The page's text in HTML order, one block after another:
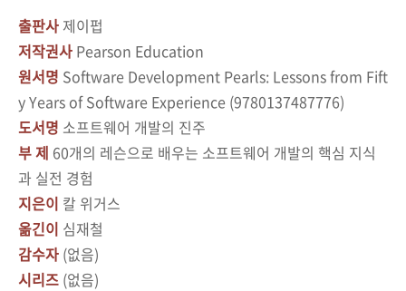
출판사 제이펍
저작권사 Pearson Education
원서명 Software Development Pearls: Lessons from Fift
y Years of Software Experience (9780137487776)
도서명 소프트웨어 개발의 진주
부 제 60개의 레슨으로 배우는 소프트웨어 개발의 핵심 지식
과 실전 경험
지은이 칼 위거스
옮긴이 심재철
감수자 (없음)
시리즈 (없음)